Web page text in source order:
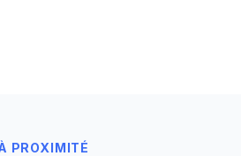
PROXIMITÉ